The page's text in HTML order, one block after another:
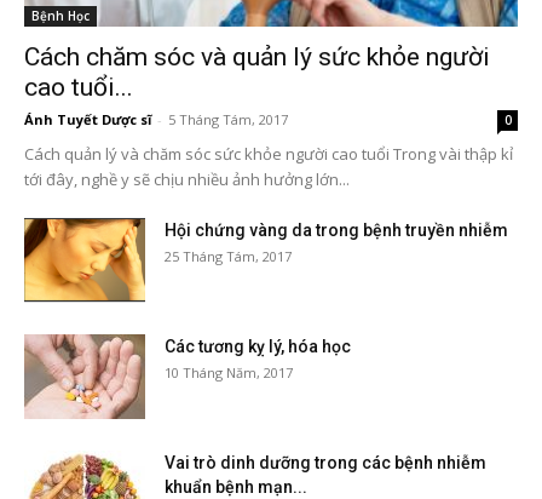
Bệnh Học
Cách chăm sóc và quản lý sức khỏe người
cao tuổi...
Ánh Tuyết Dược sĩ - 5 Tháng Tám, 2017 0
Cách quản lý và chăm sóc sức khỏe người cao tuổi Trong vài thập kỉ
tới đây, nghề y sẽ chịu nhiều ảnh hưởng lớn...
Hội chứng vàng da trong bệnh truyền nhiễm
25 Tháng Tám, 2017
Các tương kỵ lý, hóa học
10 Tháng Năm, 2017
Vai trò dinh dưỡng trong các bệnh nhiễm
khuẩn bệnh mạn...